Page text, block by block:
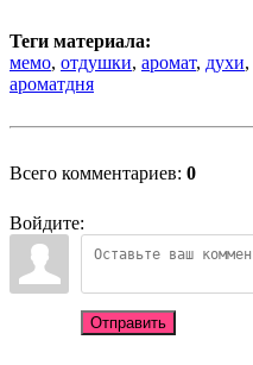
Теги материала:
мемо, отдушки, аромат, духи,
ароматдня
Всего комментариев: 0
Войдите:
Отправить